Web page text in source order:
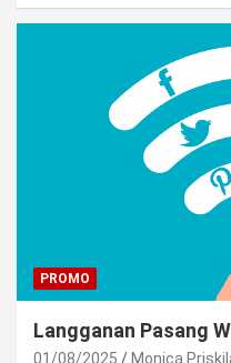
PROMO
Langganan Pasang
01/08/2025 Monica